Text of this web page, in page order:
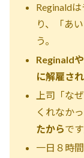
Reginald
り、「あ
う。
Reginald
に解雇され
上司「な
くれなか
たからです
一日８時